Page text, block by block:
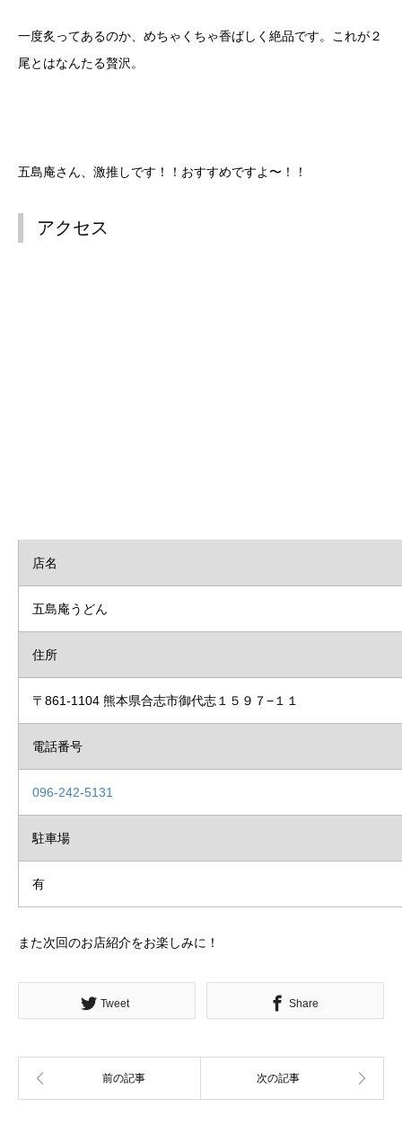
一度炙ってあるのか、めちゃくちゃ香ばしく絶品です。これが２
尾とはなんたる贅沢。
五島庵さん、激推しです！！おすすめですよ〜！！
アクセス
店名
五島庵うどん
住所
〒861-1104 熊本県合志市御代志１５９７−１１
電話番号
096-242-5131
駐車場
有
また次回のお店紹介をお楽しみに！
Tweet Share